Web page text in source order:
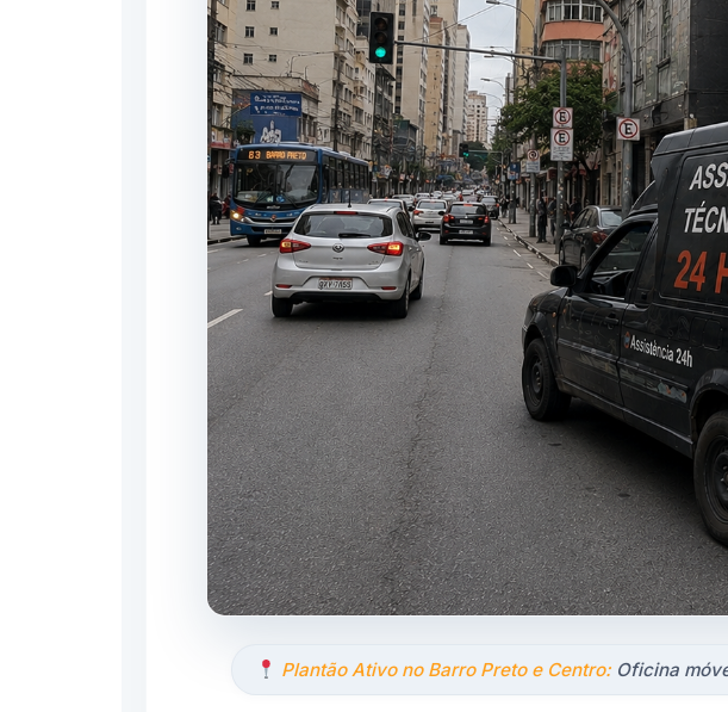
Plantão Ativo no Barro Preto e Centro: Oficina